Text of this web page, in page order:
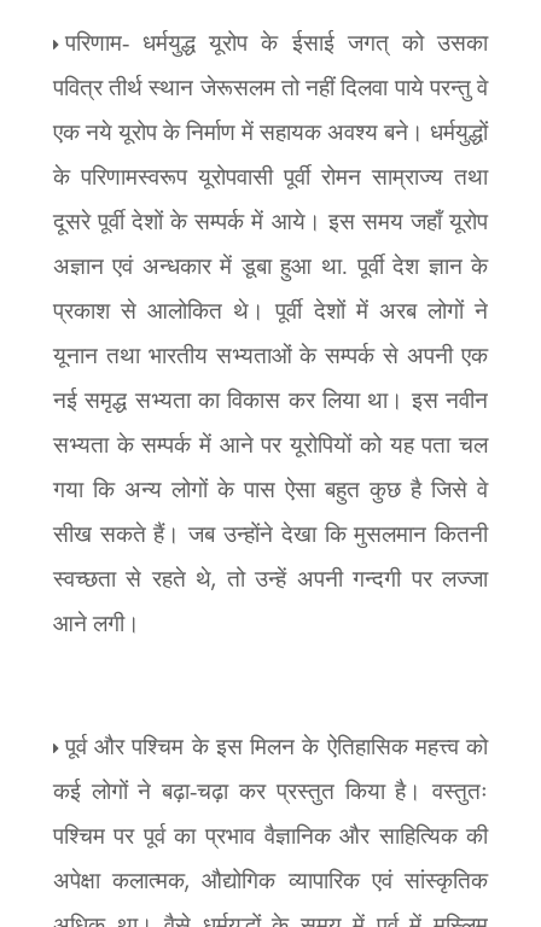
परिणाम- धर्मयुद्ध यूरोप के ईसाई जगत् को उसका
पवित्र तीर्थ स्थान जेरूसलम तो नहीं दिलवा पाये परन्तु वे
एक नये यूरोप के निर्माण में सहायक अवश्य बने। धर्मयुद्धों
के परिणामस्वरूप यूरोपवासी पूर्वी रोमन साम्राज्य तथा
दूसरे पूर्वी देशों के सम्पर्क में आये। इस समय जहाँ यूरोप
अज्ञान एवं अन्धकार में डूबा हुआ था. पूर्वी देश ज्ञान के
प्रकाश से आलोकित थे। पूर्वी देशों में अरब लोगों ने
यूनान तथा भारतीय सभ्यताओं के सम्पर्क से अपनी एक
नई समृद्ध सभ्यता का विकास कर लिया था। इस नवीन
सभ्यता के सम्पर्क में आने पर यूरोपियों को यह पता चल
गया कि अन्य लोगों के पास ऐसा बहुत कुछ है जिसे वे
सीख सकते हैं। जब उन्होंने देखा कि मुसलमान कितनी
स्वच्छता से रहते थे, तो उन्हें अपनी गन्दगी पर लज्जा
आने लगी।
पूर्व और पश्चिम के इस मिलन के ऐतिहासिक महत्त्व को
कई लोगों ने बढ़ा-चढ़ा कर प्रस्तुत किया है। वस्तुतः
पश्चिम पर पूर्व का प्रभाव वैज्ञानिक और साहित्यिक की
अपेक्षा कलात्मक,औद्योगिक व्यापारिक एवं सांस्कृतिक